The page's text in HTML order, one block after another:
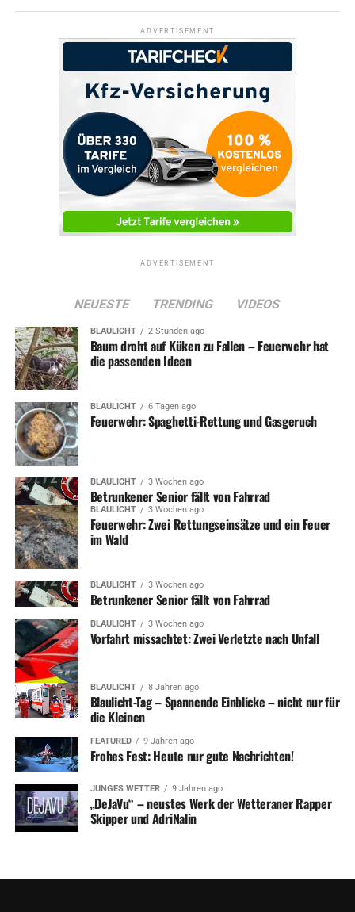
ADVERTISEMENT
ADVERTISEMENT
NEUESTE TRENDING VIDEOS
BLAULICHT 2 Stunden ago
Baum droht auf Küken zu Fallen – Feuerwehr hat
die passenden Ideen
BLAULICHT 6 Tagen ago
Feuerwehr: Spaghetti-Rettung und Gasgeruch
BLAULICHT 3 Wochen ago
Betrunkener Senior fällt von Fahrrad
BLAULICHT 3 Wochen ago
Feuerwehr: Zwei Rettungseinsätze und ein Feuer
im Wald
BLAULICHT 3 Wochen ago
Betrunkener Senior fällt von Fahrrad
BLAULICHT 3 Wochen ago
Vorfahrt missachtet: Zwei Verletzte nach Unfall
BLAULICHT 8 Jahren ago
Blaulicht-Tag – Spannende Einblicke – nicht nur für
die Kleinen
FEATURED 9 Jahren ago
Frohes Fest: Heute nur gute Nachrichten!
JUNGES WETTER 9 Jahren ago
„DeJaVu“ – neustes Werk der Wetteraner Rapper
Skipper und AdriNalin